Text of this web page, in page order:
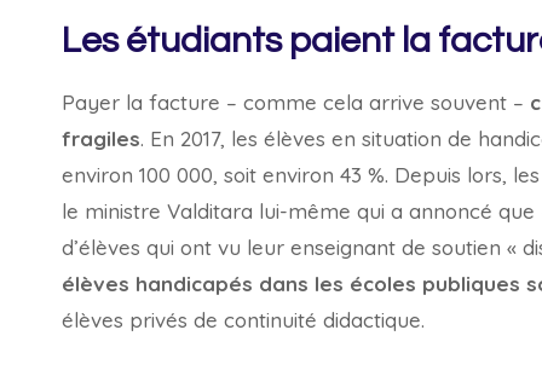
Les étudiants paient la
Payer la facture – comme cela arrive souvent –
fragiles. En 2017, les élèves en situation de
environ 100 000, soit environ 43 %. Depuis lors,
le ministre Valditara lui-même qui a annoncé
d’élèves qui ont vu leur enseignant de soutien «
élèves handicapés dans les écoles publiques
élèves privés de continuité didactique.